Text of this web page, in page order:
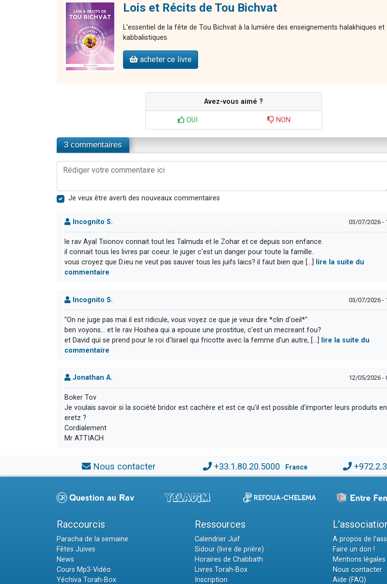
Lois et Récits de Tou Bichvat
L'essentiel de la fête de Tou Bichvat à la lumière des enseignements halakhiques et
kabbalistiques.
acheter ce livre
Avez-vous aimé ?
OUI NON
3 commentaires
Je veux être averti des nouveaux commentaires
Incognito S. 03/07/2026 -
le rav Ayal Tsionov connait tout les Talmuds et le Zohar et ce depuis son enfance.
il connait tous les livres par coeur. le juger c'est un danger pour toute la famille.
vous croyez que D.ieu ne veut pas sauver tous les juifs laics? il faut bien que [...]
lire la suite du
commentaire
Incognito S. 03/07/2026 -
"On ne juge pas mai il est ridicule, vous voyez ce que je veux dire *clin d'oeil*"
ben voyons... et le rav Hoshea qui a epouse une prostitue, c'est un mecreant fou?
et David qui se prend pour le roi d'Israel qui fricotte avec la femme d'un autre, [...]
lire la suite du
commentaire
Jonathan A. 12/05/2026 -
Boker Tov
Je voulais savoir si la société bridor est cachère et est ce qu'il est possible d'importer leurs produits en
eretz ?
Cordialement
Mr ATTIACH
Nous contacter +33.1.80.20.5000 France
Raccourcis
Paracha de la semaine
Fêtes Juives
News
Cours Mp3-Vidéo
Yéchiva Torah-Box
Ressources
Calendrier Juif
Sidour (livre de prière)
Horaires de Chabbath
Livres Torah-Box
Inscription
A propos de
Faire un don !
Mentions légales
Nous contacter
Aide (FAQ)